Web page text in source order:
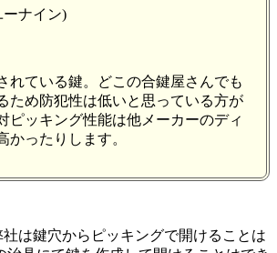
ーナイン)
れている鍵。どこの合鍵屋さんでも
ため防犯性は低いと思っている方が
ピッキング性能は他メーカーのディ
かったりします。
は鍵穴からピッキングで開けることは